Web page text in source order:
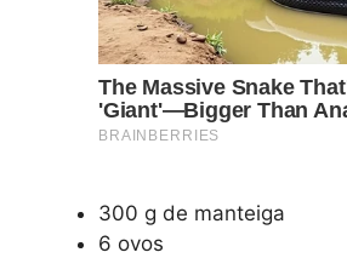
300 g de manteiga
6 ovos